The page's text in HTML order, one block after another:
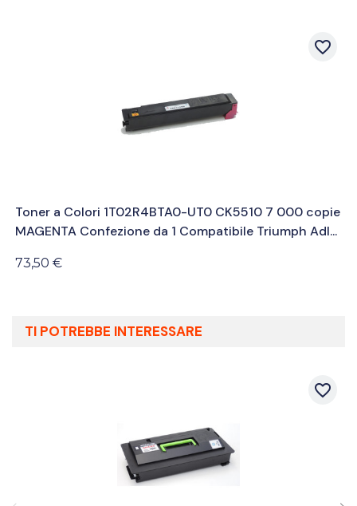
favorite_border
Toner a Colori 1T02R4BTA0-UT0 CK5510 7 000 copie
MAGENTA Confezione da 1 Compatibile Triumph Adl...
73,50 €
TI POTREBBE INTERESSARE
favorite_border